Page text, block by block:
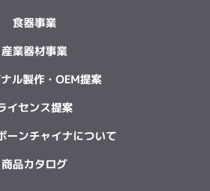
食器事業
産業器材事業
ル製作・OEM提案
イセンス提案
ーンチャイナについて
商品カタログ